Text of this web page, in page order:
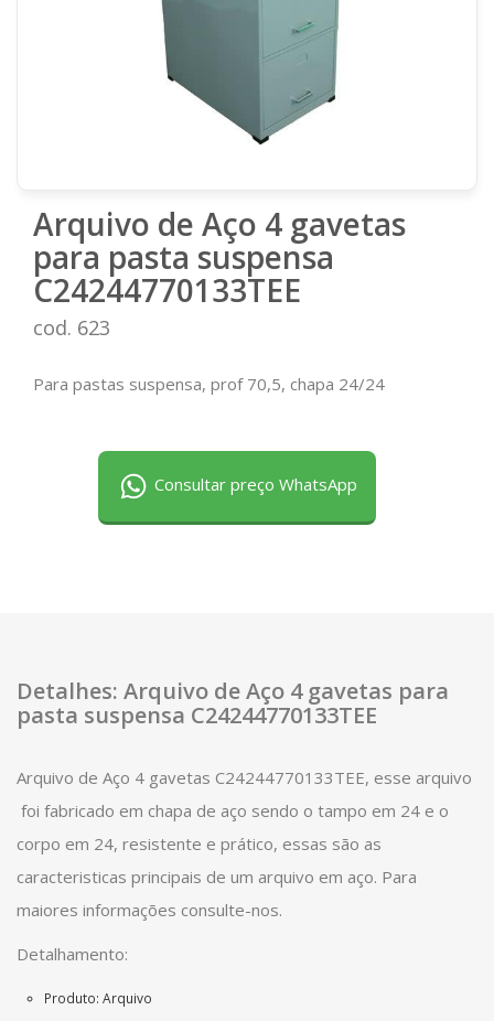
Arquivo de Aço 4 gavetas
para pasta suspensa
C24244770133TEE
cod. 623
Para pastas suspensa, prof 70,5, chapa 24/24
Consultar preço WhatsApp
Detalhes: Arquivo de Aço 4 gavetas para
pasta suspensa C24244770133TEE
Arquivo de Aço 4 gavetas C24244770133TEE, esse arquivo
foi fabricado em chapa de aço sendo o tampo em 24 e o
corpo em 24, resistente e prático, essas são as
caracteristicas principais de um arquivo em aço. Para
maiores informações consulte-nos.
Detalhamento:
Produto: Arquivo